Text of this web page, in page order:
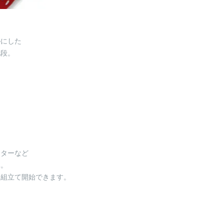
した
。
ーなど
立て開始できます。